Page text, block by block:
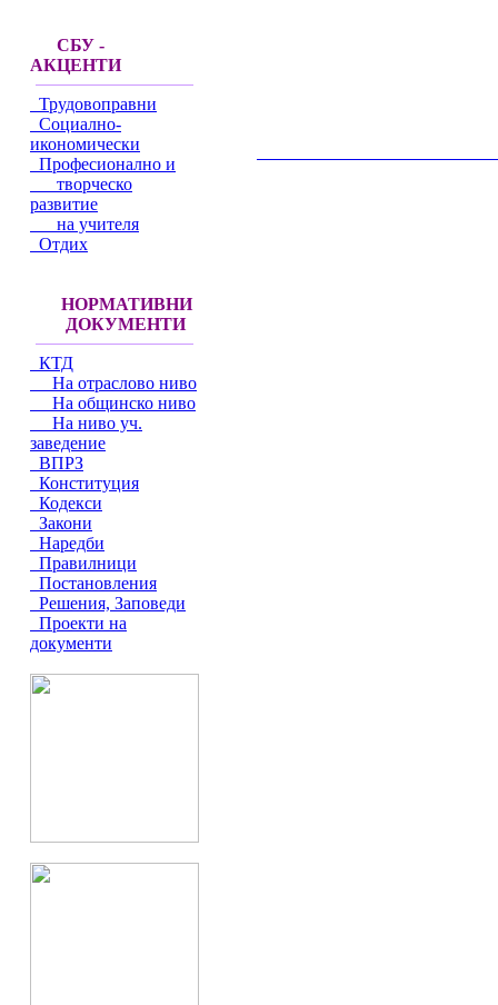
СБУ -
АКЦЕНТИ
Трудовоправни
Социално-
икономически
Професионално и
творческо
развитие
на учителя
Отдих
НОРМАТИВНИ
ДОКУМЕНТИ
КТД
На отраслово ниво
На общинско ниво
На ниво уч.
заведение
ВПРЗ
Конституция
Кодекси
Закони
Наредби
Правилници
Постановления
Решения, Заповеди
Проекти на
документи